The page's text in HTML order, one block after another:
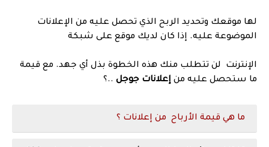
لها موقعك وتحديد الربح الذي تحصل عليه من الإعلانات
الموضوعة عليه. إذا كان لديك موقع على شبكة
الإنترنت لن تتطلب منك هذه الخطوة بذل أي جهد. مع قيمة
ما ستحصل عليه من إعلانات جوجل ..؟
ما هي قيمة الأرباح من إعلانات ؟